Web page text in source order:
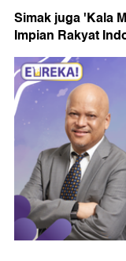
Simak juga 'Kala
Impian Rakyat